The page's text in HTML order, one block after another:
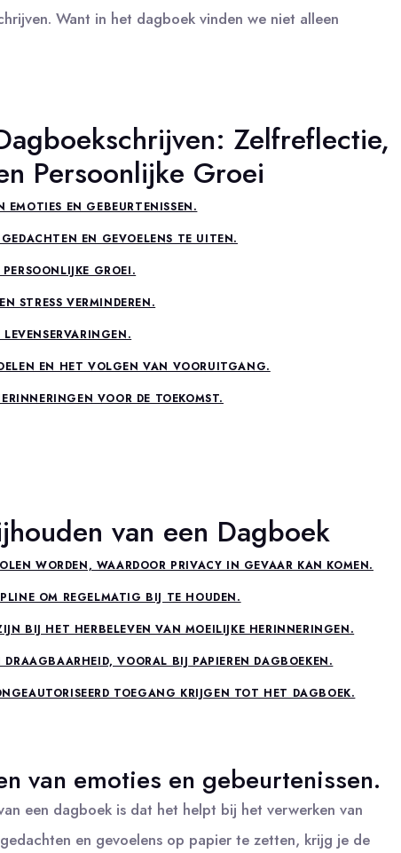
Want in het dagboek vinden we niet alleen
Zelfreflectie,
Persoonlijke Groei
EMOTIES EN GEBEURTENISSEN.
EN GEVOELENS TE UITEN.
GROEI.
STRESS VERMINDEREN.
EN HET VOLGEN VAN VOORUITGANG.
VOOR DE TOEKOMST.
van een Dagboek
WORDEN, WAARDOOR PRIVACY IN GEVAAR KAN KOMEN.
OM REGELMATIG BIJ TE HOUDEN.
BIJ HET HERBELEVEN VAN MOEILIJKE HERINNERINGEN.
VOORAL BIJ PAPIEREN DAGBOEKEN.
TOEGANG KRIJGEN TOT HET DAGBOEK.
van emoties en gebeurtenissen.
een dagboek is dat het helpt bij het verwerken van
en gevoelens op papier te zetten, krijg je de